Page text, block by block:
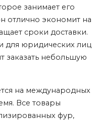
занимает его
отлично экономит на
сроки доставки.
для юридических лиц
заказать небольшую
на международных
Все товары
фур,